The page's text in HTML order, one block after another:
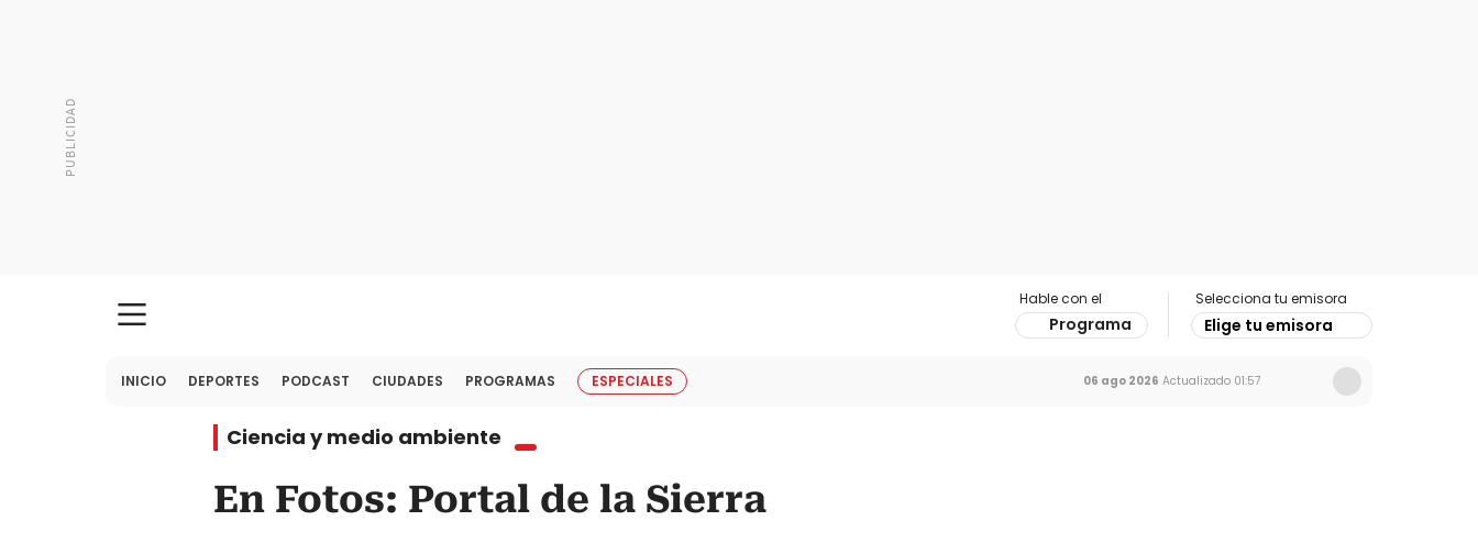
Hable con el
Programa
Selecciona tu emisora
Elige tu emisora
INICIO DEPORTES PODCAST CIUDADES PROGRAMAS ESPECIALES 06 ago 2026 Actualizado 01:57
Ciencia y medio ambiente
En Fotos: Portal de la Sierra